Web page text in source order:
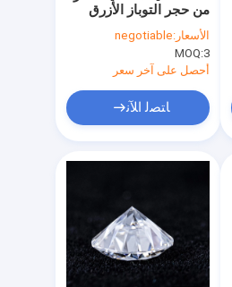
من حجر التوباز الأزرق
قلادة مجوهرات
الأسعار:negotiable
MOQ:3
أحصل على آخر سعر
ﺎﺘﺼﻟ ﺍﻶﻧ